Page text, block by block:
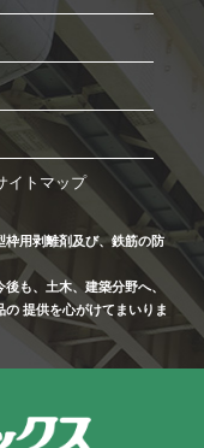
イトマップ
枠用剥離剤及び、鉄筋の防
も、土木、建築分野へ、
提供を心がけてまいりま